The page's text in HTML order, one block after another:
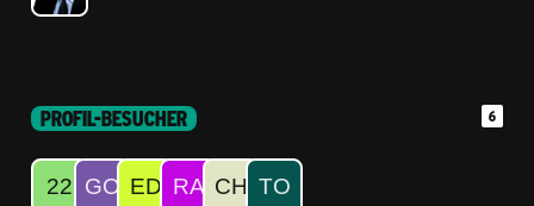
PROFIL-BESUCHER 6